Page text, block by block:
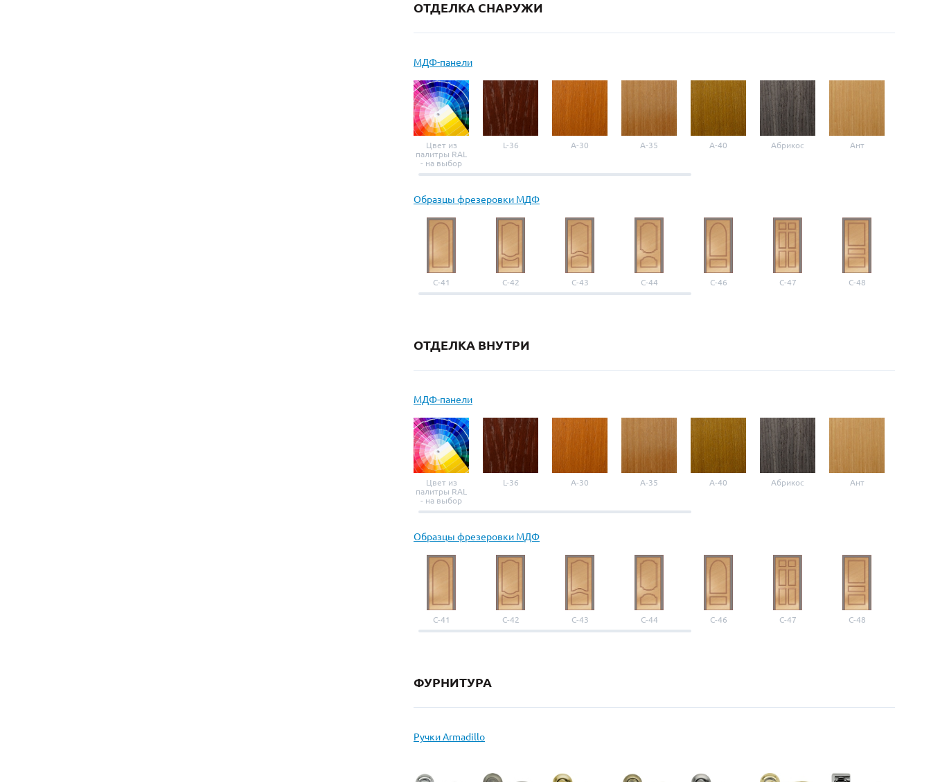
ОТДЕЛКА СНАРУЖИ
МДФ-панели
Цвет из
палитры RAL
- на выбор
L-36 A-30 A-35 A-40 Абрикос Ант
Образцы фрезеровки МДФ
С-41 С-42 С-43 С-44 С-46 С-47 С-48
ОТДЕЛКА ВНУТРИ
МДФ-панели
Цвет из
палитры RAL
- на выбор
L-36 A-30 A-35 A-40 Абрикос Ант
Образцы фрезеровки МДФ
С-41 С-42 С-43 С-44 С-46 С-47 С-48
ФУРНИТУРА
Ручки Armadillo